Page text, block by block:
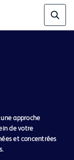
approche
de votre
et concentrées